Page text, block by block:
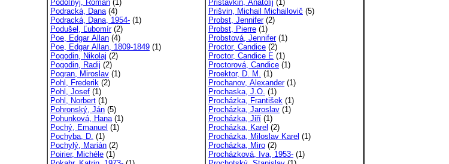
Podoľnyj, Roman (1)
Podracká, Dana(4)
Podracká, Dana, 1954- (1)
Podušel, Ľubomír(2)
Poe, Edgar Allan (4)
Poe, Edgar Allan, 1809-1849 (1)
Pogodin, Nikolaj (2)
Pogodin, Radij (2)
Pogran, Miroslav (1)
Pohl, Frederik (2)
Pohl, Josef (1)
Pohl, Norbert (1)
Pohronský, Ján (5)
Pohunková, Hana(1)
Pochý, Emanuel (1)
Pochyba, D. (1)
Pochylý, Marián (2)
Poirier, Michéle (1)
Pristavkin, Anatolij (1)
Prišvin, Michail Michailovič (5)
Probst, Jennifer(2)
Probst, Pierre (1)
Probstová, Jennifer(1)
Proctor, Candice (2)
Proctor, Candice E (1)
Proctorová, Candice (1)
Proektor, D. M. (1)
Prochanov, Alexander(1)
Prochaska, J.O. (1)
Procházka, František (1)
Procházka, Jaroslav (1)
Procházka, Jiří (1)
Procházka, Karel (2)
Procházka, Miloslav Karel (1)
Procházka, Miro (2)
Procházková, Iva, 1953- (1)